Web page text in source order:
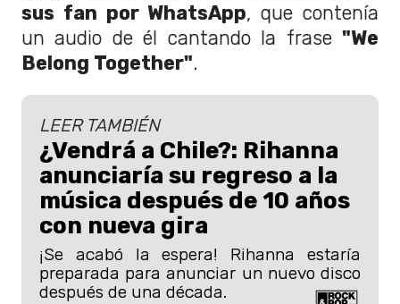
sus fan por WhatsApp, que contenía
un audio de él cantando la frase "We
Belong Together".
LEER TAMBIÉN
¿Vendrá a Chile?: Rihanna
anunciaría su regreso a la
música después de 10 años
con nueva gira
¡Se acabó la espera! Rihanna estaría
preparada para anunciar un nuevo disco
después de una década.